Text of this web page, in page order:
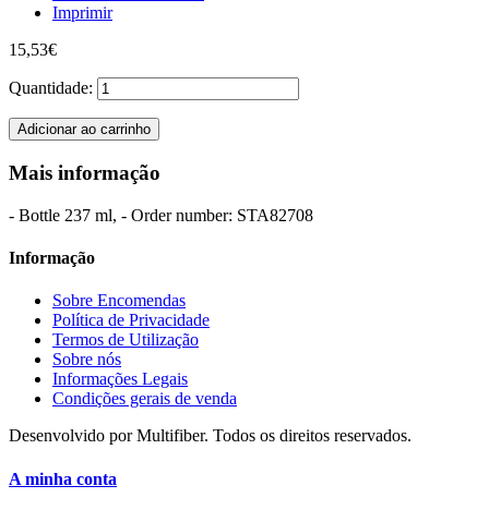
Imprimir
15,53€
Quantidade:
Adicionar ao carrinho
Mais informação
- Bottle 237 ml, - Order number: STA82708
Informação
Sobre Encomendas
Política de Privacidade
Termos de Utilização
Sobre nós
Informações Legais
Condições gerais de venda
Desenvolvido por Multifiber. Todos os direitos reservados.
A minha conta